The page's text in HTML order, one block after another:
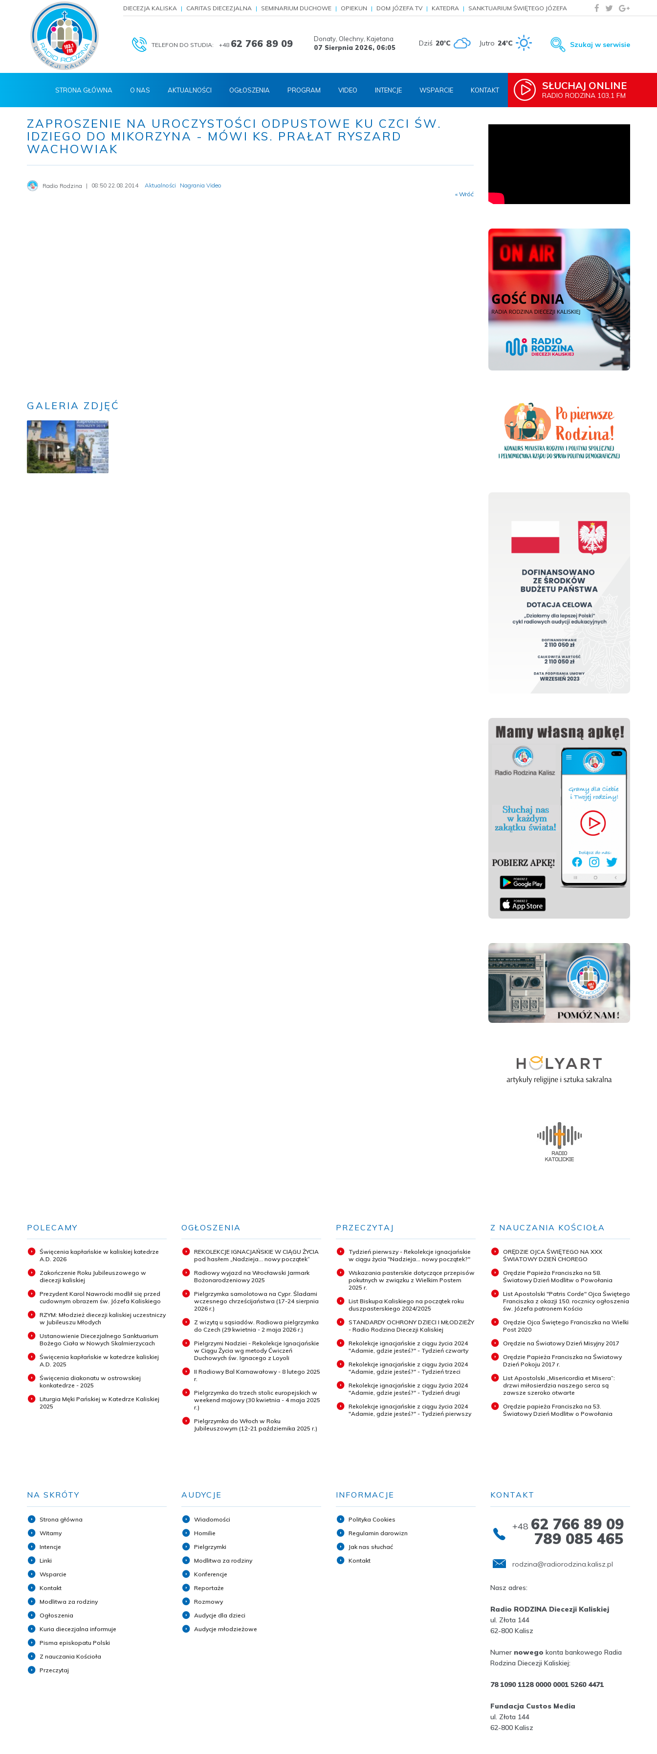
DIECEZJA KALISKA CARITAS DIECEZJALNA SEMINARIUM DUCHOWE OPIEKUN DOM JÓZEFA TV KATEDRA SANKTUARIUM ŚWIĘTEGO JÓZEFA
TELEFON DO STUDIA: +48 62 766 89 09
Donaty, Olechny, Kajetana
07 Sierpnia 2026, 06:05 Dziś 20°C Jutro 24°C Szukaj w serwisie
SŁUCHAJ ONLINE
RADIO RODZINA 103,1 FM
STRONA GŁÓWNA O NAS AKTUALNOŚCI OGŁOSZENIA PROGRAM VIDEO INTENCJE WSPARCIE KONTAKT
ZAPROSZENIE NA UROCZYSTOŚCI ODPUSTOWE KU CZCI ŚW.
IDZIEGO DO MIKORZYNA - MÓWI KS. PRAŁAT RYSZARD
WACHOWIAK
Radio Rodzina 08:50 22.08.2014 Aktualności
Nagrania Video
« Wróć
GALERIA ZDJĘĆ
POLECAMY
Święcenia kapłańskie w kaliskiej katedrze
A.D. 2026
Zakończenie Roku Jubileuszowego w
diecezji kaliskiej
Prezydent Karol Nawrocki modlił się przed
cudownym obrazem św. Józefa Kaliskiego
RZYM: Młodzież diecezji kaliskiej uczestniczy
w Jubileuszu Młodych
Ustanowienie Diecezjalnego Sanktuarium
Bożego Ciała w Nowych Skalmierzycach
Święcenia kapłańskie w katedrze kaliskiej
A.D. 2025
Święcenia diakonatu w ostrowskiej
konkatedrze - 2025
Liturgia Męki Pańskiej w Katedrze Kaliskiej
2025
OGŁOSZENIA
REKOLEKCJE IGNACJAŃSKIE W CIĄGU ŻYCIA
pod hasłem „Nadzieja... nowy początek”
Radiowy wyjazd na Wrocławski Jarmark
Bożonarodzeniowy 2025
Pielgrzymka samolotowa na Cypr. Śladami
wczesnego chrześcijaństwa (17-24 sierpnia
2026 r.)
Z wizytą u sąsiadów. Radiowa pielgrzymka
do Czech (29 kwietnia - 2 maja 2026 r.)
Pielgrzymi Nadziei - Rekolekcje Ignacjańskie
w Ciągu Życia wg metody Ćwiczeń
Duchowych św. Ignacego z Loyoli
II Radiowy Bal Karnawałowy - 8 lutego 2025
r.
Pielgrzymka do trzech stolic europejskich w
weekend majowy (30 kwietnia - 4 maja 2025
r.)
Pielgrzymka do Włoch w Roku
Jubileuszowym (12-21 października 2025 r.)
PRZECZYTAJ
Tydzień pierwszy - Rekolekcje ignacjańskie
w ciągu życia "Nadzieja... nowy początek?"
Wskazania pasterskie dotyczące przepisów
pokutnych w związku z Wielkim Postem
2025 r.
List Biskupa Kaliskiego na początek roku
duszpasterskiego 2024/2025
STANDARDY OCHRONY DZIECI I MŁODZIEŻY
- Radio Rodzina Diecezji Kaliskiej
Rekolekcje ignacjańskie z ciągu życia 2024
"Adamie, gdzie jesteś?" - Tydzień czwarty
Rekolekcje ignacjańskie z ciągu życia 2024
"Adamie, gdzie jesteś?" - Tydzień trzeci
Rekolekcje ignacjańskie z ciągu życia 2024
"Adamie, gdzie jesteś?" - Tydzień drugi
Rekolekcje ignacjańskie z ciągu życia 2024
"Adamie, gdzie jesteś?" - Tydzień pierwszy
Z NAUCZANIA KOŚCIOŁA
ORĘDZIE OJCA ŚWIĘTEGO NA XXX
ŚWIATOWY DZIEŃ CHOREGO
Orędzie Papieża Franciszka na 58.
Światowy Dzień Modlitw o Powołania
List Apostolski "Patris Corde" Ojca Świętego
Franciszka z okazji 150. rocznicy ogłoszenia
św. Józefa patronem Kościo
Orędzie Ojca Świętego Franciszka na Wielki
Post 2020
Orędzie na Światowy Dzień Misyjny 2017
Orędzie Papieża Franciszka na Światowy
Dzień Pokoju 2017 r.
List Apostolski „Misericordia et Misera”:
drzwi miłosierdzia naszego serca są
zawsze szeroko otwarte
Orędzie papieża Franciszka na 53.
Światowy Dzień Modlitw o Powołania
NA SKRÓTY
Strona główna
Witamy
Intencje
Linki
Wsparcie
Kontakt
Modlitwa za rodziny
Ogłoszenia
Kuria diecezjalna informuje
Pisma episkopatu Polski
Z nauczania Kościoła
Przeczytaj
AUDYCJE
Wiadomości
Homilie
Pielgrzymki
Modlitwa za rodziny
Konferencje
Reportaże
Rozmowy
Audycje dla dzieci
Audycje młodzieżowe
INFORMACJE
Polityka Cookies
Regulamin darowizn
Jak nas słuchać
Kontakt
KONTAKT
+48 62 766 89 09
789 085 465
rodzina@radiorodzina.kalisz.pl
Nasz adres:
Radio RODZINA Diecezji Kaliskiej
ul. Złota 144
62-800 Kalisz
Numer nowego konta bankowego Radia
Rodzina Diecezji Kaliskiej:
78 1090 1128 0000 0001 5260 4471
Fundacja Custos Media
ul. Złota 144
62-800 Kalisz